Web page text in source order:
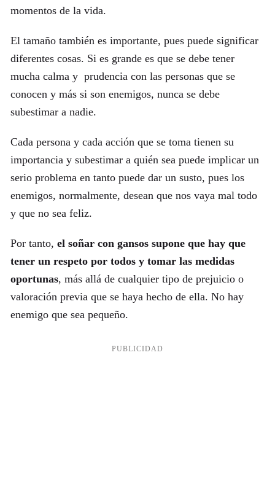
momentos de la vida.
El tamaño también es importante, pues puede significar
diferentes cosas. Si es grande es que se debe tener
mucha calma y prudencia con las personas que se
conocen y más si son enemigos, nunca se debe
subestimar a nadie.
Cada persona y cada acción que se toma tienen su
importancia y subestimar a quién sea puede implicar un
serio problema en tanto puede dar un susto, pues los
enemigos, normalmente, desean que nos vaya mal todo
y que no sea feliz.
Por tanto, el soñar con gansos supone que hay que
tener un respeto por todos y tomar las medidas
oportunas, más allá de cualquier tipo de prejuicio o
valoración previa que se haya hecho de ella. No hay
enemigo que sea pequeño.